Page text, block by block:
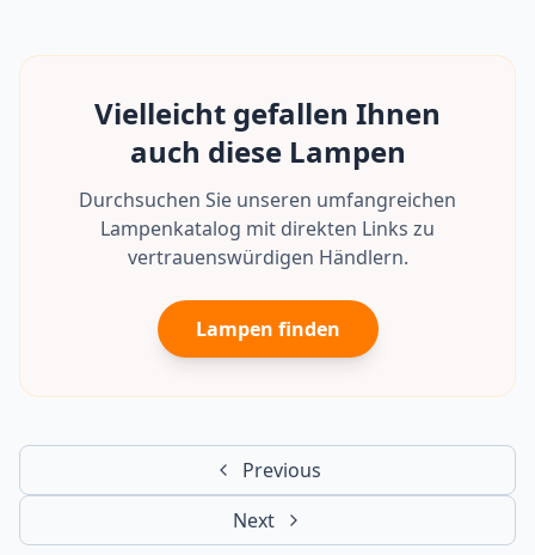
Vielleicht gefallen Ihnen
auch diese Lampen
Durchsuchen Sie unseren umfangreichen
Lampenkatalog mit direkten Links zu
vertrauenswürdigen Händlern.
Lampen finden
Previous
Next